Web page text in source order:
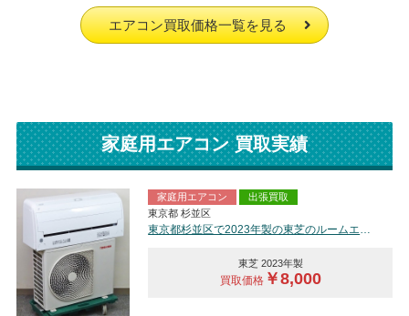
エアコン買取価格一覧を見る
家庭用エアコン 買取実績
家庭用エアコン
出張買取
東京都 杉並区
東芝 2023年製
買取価格￥8,000